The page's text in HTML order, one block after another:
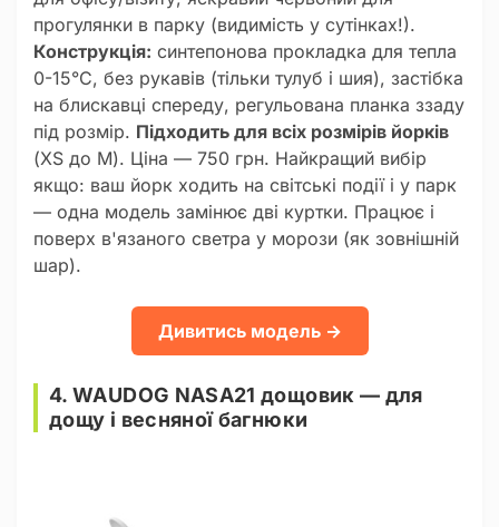
прогулянки в парку (видимість у сутінках!).
Конструкція: синтепонова прокладка для тепла
0-15°C, без рукавів (тільки тулуб і шия), застібка
на блискавці спереду, регульована планка ззаду
під розмір. Підходить для всіх розмірів йорків
(XS до M). Ціна — 750 грн. Найкращий вибір
якщо: ваш йорк ходить на світські події і у парк
— одна модель замінює дві куртки. Працює і
поверх в'язаного светра у морози (як зовнішній
шар).
Дивитись модель →
4. WAUDOG NASA21 дощовик — для
дощу і весняної багнюки